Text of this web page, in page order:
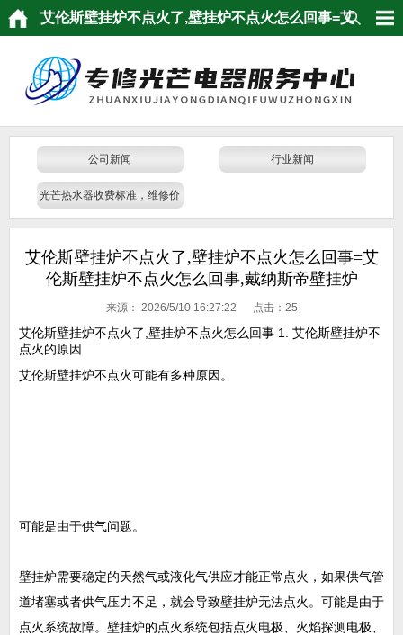
艾伦斯壁挂炉不点火了,壁挂炉不点火怎么回事=艾
伦斯壁挂炉不点火怎么回事,戴纳斯帝壁挂炉
公司新闻 行业新闻
光芒热水器收费标准，维修价
艾伦斯壁挂炉不点火了,壁挂炉不点火怎么回事=艾
伦斯壁挂炉不点火怎么回事,戴纳斯帝壁挂炉
来源： 2026/5/10 16:27:22 点击： 25
艾伦斯壁挂炉不点火了,壁挂炉不点火怎么回事 1. 艾伦斯壁挂炉不
点火的原因
艾伦斯壁挂炉不点火可能有多种原因。
可能是由于供气问题。
壁挂炉需要稳定的天然气或液化气供应才能正常点火，如果供气管
道堵塞或者供气压力不足，就会导致壁挂炉无法点火。可能是由于
点火系统故障。壁挂炉的点火系统包括点火电极、火焰探测电极、